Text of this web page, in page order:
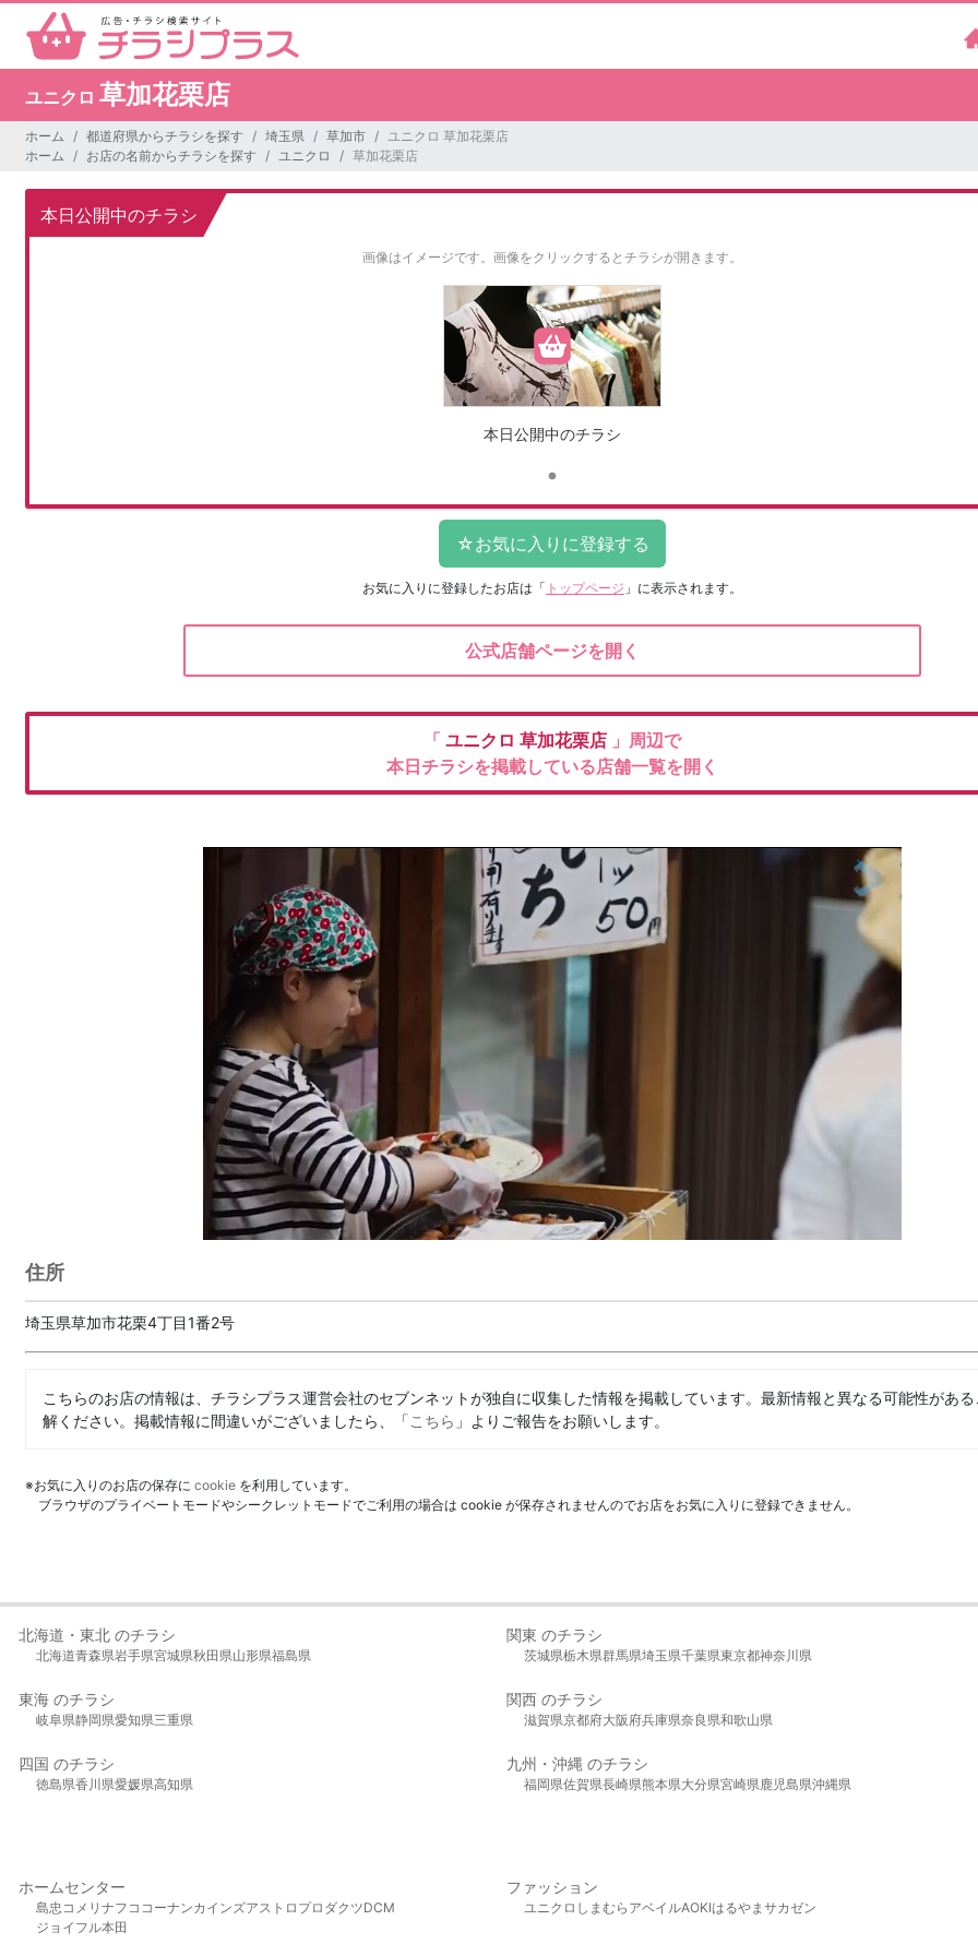
ユニクロ 草加花栗店
ホーム 都道府県からチラシを探す 埼玉県 草加市
ユニクロ 草加花栗店
ホーム
お店の名前からチラシを探す ユニクロ 草加花栗店
本日公開中のチラシ
画像はイメージです。 画像をクリックするとチラシが開きます。
本日公開中のチラシ
お気に入りに登録したお店は 「 トップページ 」に表示されます。
公式店舗ページを開く
「 ユニクロ 草加花栗店 」周辺で
本日チラシを掲載している店舗一覧を開く
住所
埼玉県草加市花栗4丁目1番2号
こちらのお店の情報は、チラシプラス運営会社のセブンネットが独自に収集した情報を掲載しています。最新情報と異なる可能性があ
解ください。掲載情報に間違いがございましたら、「こちら 」よりご報告をお願いします。
※お気に入りのお店の保存に cookie を利用しています。
ブラウザのプライベートモードやシークレットモードでご利用の場合は cookie が保存されませんのでお店をお気に入りに登録できません。
北海道・東北 のチラシ
北海道青森県岩手県宮城県秋田県山形県福島県
関東 のチラシ
茨城県栃木県群馬県埼玉県千葉県東京都神奈川県
東海 のチラシ
岐阜県静岡県愛知県三重県
関西 のチラシ
滋賀県京都府大阪府兵庫県奈良県和歌山県
四国 のチラシ
徳島県香川県愛媛県高知県
九州・沖縄 のチラシ
福岡県佐賀県長崎県熊本県大分県宮崎県鹿児島県沖縄県
ホームセンター
島忠 コメリ ナフコ コーナンカインズアストロプロダクツDCM
ジョイフル本田
ファッション
ユニクロ しまむら アベイルAOKIはるやま サカゼン